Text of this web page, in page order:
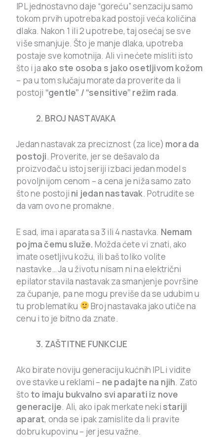
IPL jednostavno daje “goreću” senzaciju samo
tokom prvih upotreba kad postoji veća količina
dlaka. Nakon 1 ili 2 upotrebe, taj osećaj se sve
više smanjuje. Što je manje dlaka, upotreba
postaje sve komotnija. Ali vi nećete misliti isto
što i ja ako ste osoba s jako osetljivom kožom
– pa u tom slučaju morate da proverite da li
postoji “gentle” / “sensitive” režim rada.
2. BROJ NASTAVAKA
Jedan nastavak za preciznost (za lice) mora da
postoji. Proverite, jer se dešavalo da
proizvođač u istoj seriji izbaci jedan model s
povoljnijom cenom – a cena je niža samo zato
što ne postoji ni jedan nastavak. Potrudite se
da vam ovo ne promakne.
E sad, ima i aparata sa 3 ili 4 nastavka. Nemam
pojma čemu služe. Možda ćete vi znati, ako
imate osetljivu kožu, ili baš toliko volite
nastavke… Ja u životu nisam ni na električni
epilator stavila nastavak za smanjenje površine
za čupanje, pa ne mogu previše da se udubim u
tu problematiku
Broj nastavaka jako utiče na
cenu i to je bitno da znate.
3. ZAŠTITNE FUNKCIJE
Ako birate noviju generaciju kućnih IPL i vidite
ove stavke u reklami – ne padajte na njih. Zato
što to imaju bukvalno svi aparati iz nove
generacije. Ali, ako ipak merkate neki stariji
aparat, onda se ipak zamislite da li pravite
dobru kupovinu – jer jesu važne.